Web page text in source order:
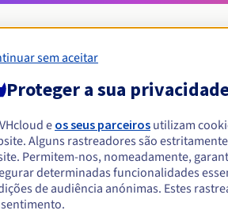
Condições de
um .market?
singulares ou coletivas, sem restrição
Regras de gestão
sem aceitar
Proteger a sua
eos seus parceiros utilizam
Alguns rastreadores são
Permitem-nos, nomeadamente,
determinadas funcionalidades
de audiência anónimas. Estes